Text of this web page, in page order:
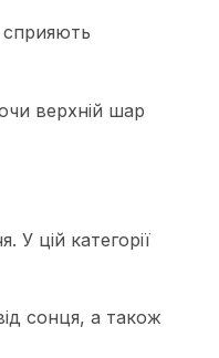
сприяють
верхній шар
У цій категорії
сонця, а також